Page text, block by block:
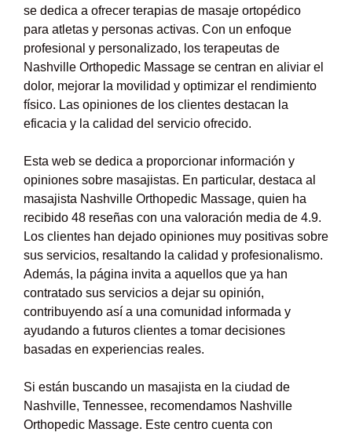
se dedica a ofrecer terapias de masaje ortopédico
para atletas y personas activas. Con un enfoque
profesional y personalizado, los terapeutas de
Nashville Orthopedic Massage se centran en aliviar el
dolor, mejorar la movilidad y optimizar el rendimiento
físico. Las opiniones de los clientes destacan la
eficacia y la calidad del servicio ofrecido.
Esta web se dedica a proporcionar información y
opiniones sobre masajistas. En particular, destaca al
masajista Nashville Orthopedic Massage, quien ha
recibido 48 reseñas con una valoración media de 4.9.
Los clientes han dejado opiniones muy positivas sobre
sus servicios, resaltando la calidad y profesionalismo.
Además, la página invita a aquellos que ya han
contratado sus servicios a dejar su opinión,
contribuyendo así a una comunidad informada y
ayudando a futuros clientes a tomar decisiones
basadas en experiencias reales.
Si están buscando un masajista en la ciudad de
Nashville, Tennessee, recomendamos Nashville
Orthopedic Massage. Este centro cuenta con